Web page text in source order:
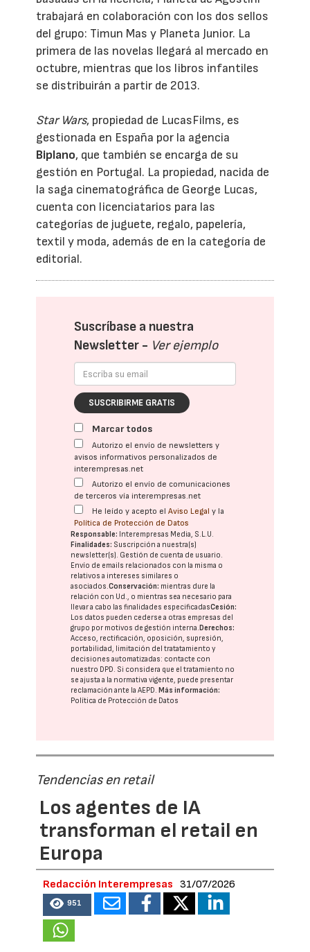
trabajará en colaboración con los dos sellos
del grupo: Timun Mas y Planeta Junior. La
primera de las novelas llegará al mercado en
octubre, mientras que los libros infantiles
se distribuirán a partir de 2013.
Star Wars, propiedad de LucasFilms, es
gestionada en España por la agencia
Biplano, que también se encarga de su
gestión en Portugal. La propiedad, nacida de
la saga cinematográfica de George Lucas,
cuenta con licenciatarios para las
categorías de juguete, regalo, papelería,
textil y moda, además de en la categoría de
editorial.
Suscríbase a nuestra
Newsletter - Ver ejemplo
SUSCRIBIRME GRATIS
Marcar todos
Autorizo el envío de newsletters y
avisos informativos personalizados de
interempresas.net
Autorizo el envío de comunicaciones
de terceros vía interempresas.net
He leído y acepto elAviso Legal y la
Política de Protección de Datos
Responsable: Interempresas Media, S.L.U.
Finalidades: Suscripción a nuestra(s)
newsletter(s). Gestión de cuenta de usuario.
Envío de emails relacionados con la misma o
relativos a intereses similares o
asociados.Conservación: mientras dure la
relación con Ud., o mientras sea necesario para
llevar a cabo las finalidades especificadasCesión:
Los datos pueden cederse a otras empresas del
grupo por motivos de gestión interna. Derechos:
Acceso, rectificación, oposición, supresión,
portabilidad, limitación del tratatamiento y
decisiones automatizadas: contacte con
nuestro DPD. Si considera que el tratamiento no
se ajusta a la normativa vigente, puede presentar
reclamación ante laAEPD. Más información:
Política de Protección de Datos
Tendencias en retail
Los agentes de IA
transforman el retail en
Europa
Redacción Interempresas 31/07/2026
951